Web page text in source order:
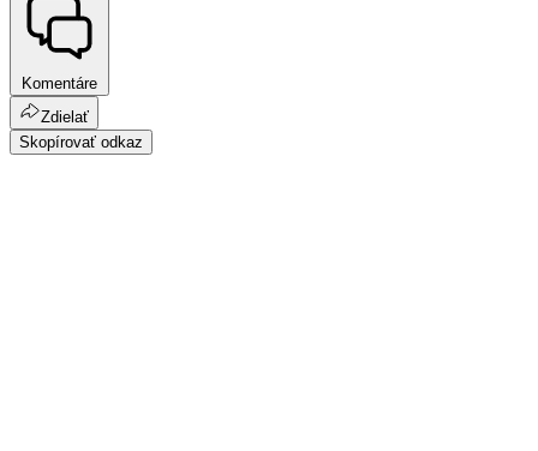
Komentáre
Zdielať
Skopírovať odkaz